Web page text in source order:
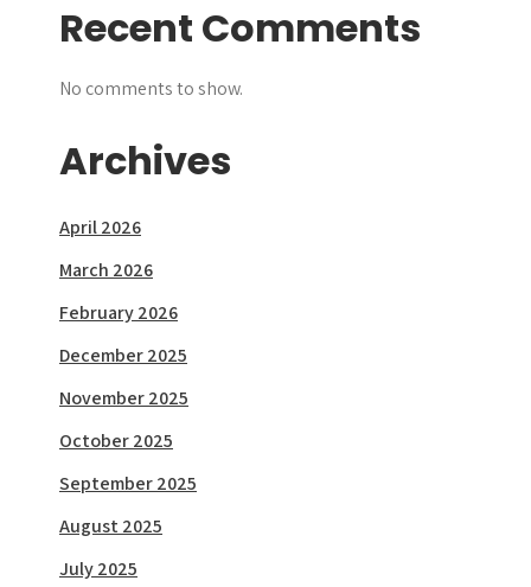
Recent Comments
No comments to show.
Archives
April 2026
March 2026
February 2026
December 2025
November 2025
October 2025
September 2025
August 2025
July 2025